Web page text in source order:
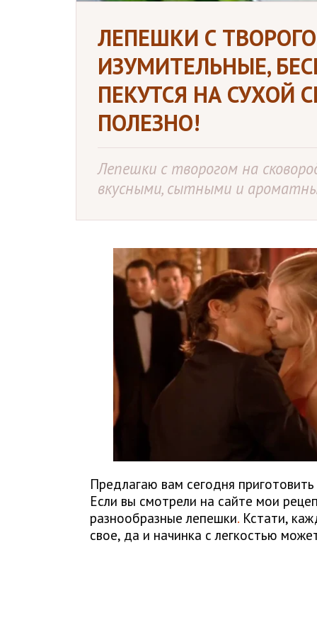
ЛЕПЕШКИ С
ИЗУМИТЕЛЬНЫЕ,
ПЕКУТСЯ НА СУХОЙ
ПОЛЕЗНО!
Лепешки с творогом на
вкусными, сытными и
Предлагаю вам сегодня
Если вы смотрели на сайте мои
разнообразные лепешки. Кстати,
свое, да и начинка с легкостью